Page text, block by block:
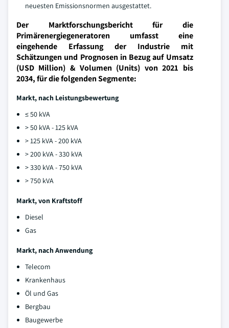
neuesten Emissionsnormen ausgestattet.
Der Marktforschungsbericht für die
Primärenergiegeneratoren umfasst eine
eingehende Erfassung der Industrie mit
Schätzungen und Prognosen in Bezug auf Umsatz
(USD Million) & Volumen (Units) von 2021 bis
2034, für die folgenden Segmente:
Markt, nach Leistungsbewertung
≤ 50 kVA
> 50 kVA - 125 kVA
> 125 kVA - 200 kVA
> 200 kVA - 330 kVA
> 330 kVA - 750 kVA
> 750 kVA
Markt, von Kraftstoff
Diesel
Gas
Markt, nach Anwendung
Telecom
Krankenhaus
Öl und Gas
Bergbau
Baugewerbe